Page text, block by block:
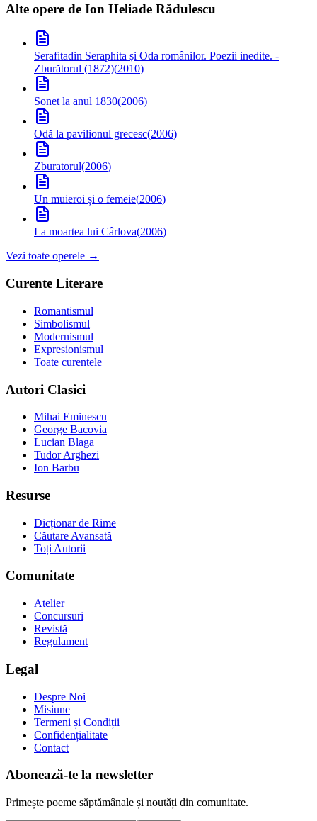
Alte opere de Ion Heliade Rădulescu
Serafitadin Seraphita și Oda românilor. Poezii inedite. -
Zburătorul (1872)(2010)
Sonet la anul 1830(2006)
Odă la pavilionul grecesc(2006)
Zburatorul(2006)
Un muieroi și o femeie(2006)
La moartea lui Cârlova(2006)
Vezi toate operele →
Curente Literare
Romantismul
Simbolismul
Modernismul
Expresionismul
Toate curentele
Autori Clasici
Mihai Eminescu
George Bacovia
Lucian Blaga
Tudor Arghezi
Ion Barbu
Resurse
Dicționar de Rime
Căutare Avansată
Toți Autorii
Comunitate
Atelier
Concursuri
Revistă
Regulament
Legal
Despre Noi
Misiune
Termeni și Condiții
Confidențialitate
Contact
Abonează-te la newsletter
Primește poeme săptămânale și noutăți din comunitate.